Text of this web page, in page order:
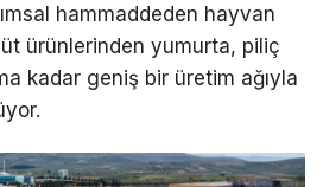
hammaddeden hayvan
ürünlerinden yumurta, piliç
kadar geniş bir üretim ağıyla